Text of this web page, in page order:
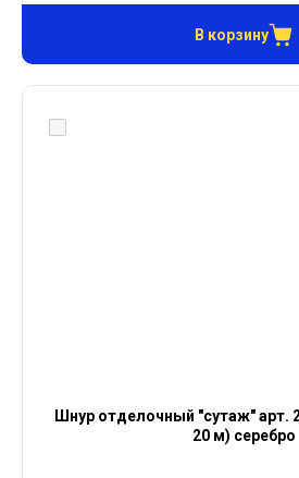
В корзину
Шнур отделочный "сутаж" арт.
20 м) серебро